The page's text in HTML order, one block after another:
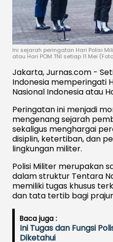
Ini sejarah peringatan Hari Polisi
atau Hari POM TNI setiap 11 Mei
Jakarta, Jurnas.com -
Indonesia memperingati
Nasional Indonesia atau
Peringatan ini menjadi
mengenang sejarah
sekaligus menghargai
disiplin, ketertiban, dan
lingkungan militer.
Polisi Militer merupakan
dalam struktur Tentara
memiliki tugas khusus
dan tata tertib bagi
Baca juga :
Ini Tugas dan Fungsi
Diketahui